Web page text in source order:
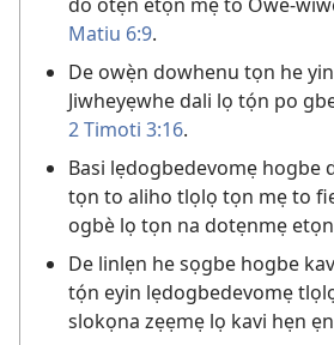
Matiu 6:9.
De owẹ̀n dowhenu tọn he
Jiwheyẹwhe dali lọ tọ́n po
2 Timoti 3:16.
Basi lẹdogbedevomẹ hogbe
tọn to aliho tlọlọ tọn mẹ to
ogbè lọ tọn na dotẹnmẹ
De linlẹn he sọgbe hogbe
tọ́n eyin lẹdogbedevomẹ
slokọna zẹẹmẹ lọ kavi hẹn